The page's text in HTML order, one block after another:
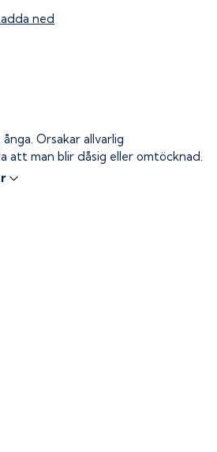
ned
Orsakar allvarlig
att man blir dåsig eller omtöcknad.